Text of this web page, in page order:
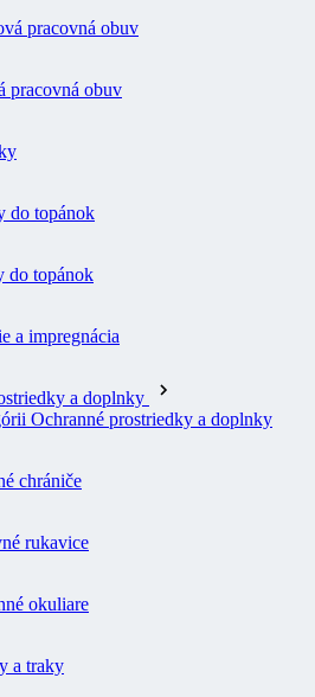
pracovná obuv
pracovná obuv
do topánok
do topánok
a impregnácia
a doplnky
Ochranné prostriedky a doplnky
chrániče
rukavice
okuliare
a traky